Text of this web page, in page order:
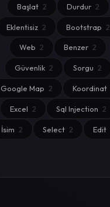
Başlat 2 Durdur 2
Eklentisiz 2 Bootstrap 2
Web 2 Benzer 2
Güvenlik 2 Sorgu 2
Google Map 2 Koordinat
Excel 2 Sql Injection 2
İsim 2 Select 2 Edit